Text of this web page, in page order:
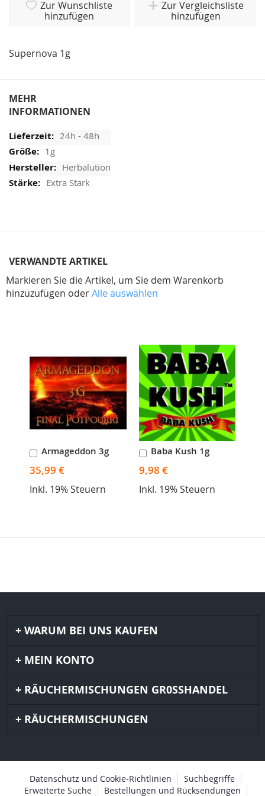
Zur Wunschliste
hinzufügen
Zur Vergleichsliste
hinzufügen
Supernova 1g
MEHR
INFORMATIONEN
24h - 48h
1g
Herbalution
Extra Stark
VERWANDTE ARTIKEL
Markieren Sie die Artikel, um Sie dem Warenkorb
hinzuzufügen oderAlle auswählen
Armageddon 3g
35,99 €
Inkl. 19% Steuern
In
den
Warenkorb
Baba Kush 1g
9,98 €
Inkl. 19% Steuern
In
den
Warenkorb
WARUM BEI UNS KAUFEN
MEIN KONTO
RÄUCHERMISCHUNGEN GR0SSHANDEL
RÄUCHERMISCHUNGEN
Datenschutz und Cookie-Richtlinien
Suchbegriffe
Erweiterte Suche
Bestellungen und Rücksendungen